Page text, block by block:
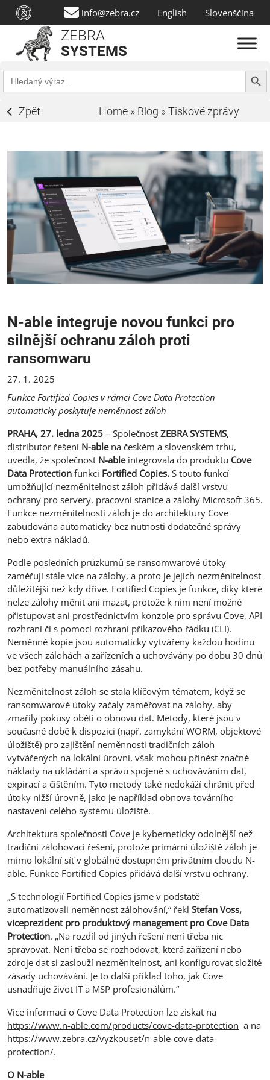
info@zebra.cz English Slovenščina
ZEBRA
SYSTEMS
Search
for:
Search
Zpět Home» Blog »Tiskové zprávy
N-able integruje novou funkci pro
silnější ochranu záloh proti
ransomwaru
27. 1. 2025
Funkce Fortified Copies v rámci Cove Data Protection
automatickyposkytuje neměnnost záloh
PRAHA, 27. ledna 2025 – Společnost ZEBRA SYSTEMS,
distributor řešení N-ablena českém a slovenském trhu,
uvedla, že společnost N-able integrovala do produktu Cove
Data Protection funkci Fortified Copies. S touto funkcí
umožňující nezměnitelnost záloh přidává další vrstvu
ochrany pro servery, pracovní stanice a zálohy Microsoft 365.
Funkce nezměnitelnosti záloh je do architektury Cove
zabudována automaticky bez nutnosti dodatečné správy
nebo extra nákladů.
Podle posledních průzkumů se ransomwarové útoky
zaměřují stále více na zálohy, a proto je jejich nezměnitelnost
důležitější než kdy dříve. Fortified Copies je funkce, díky které
nelze zálohy měnit ani mazat, protože k nim není možné
přistupovat ani prostřednictvím konzole pro správu Cove, API
rozhraní či s pomocí rozhraní příkazového řádku (CLI).
Neměnné kopie jsou automaticky vytvářeny každou hodinu
ve všech zálohách a zařízeních a uchovávány po dobu 30 dnů
bez potřeby manuálního zásahu.
Nezměnitelnost záloh se stala klíčovým tématem, když se
ransomwarové útoky začaly zaměřovat na zálohy, aby
zmařily pokusy obětí o obnovu dat. Metody, které jsou v
současné době k dispozici (např. zamykání WORM, objektové
úložiště) pro zajištění neměnnosti tradičních záloh
vytvářených na lokální úrovni, však mohou přinést značné
náklady na ukládání a správu spojené s uchováváním dat,
expirací a čištěním. Tyto metody také nedokáží chránit před
útoky nižší úrovně, jako je například obnova továrního
nastavení celého systému úložiště.
Architektura společnosti Cove je kyberneticky odolnější než
tradiční zálohovací řešení, protože primární úložiště záloh je
mimo lokální síť v globálně dostupném privátním cloudu N-
able. Funkce Fortified Copies přidává další vrstvu ochrany.
„S technologií Fortified Copies jsme v podstatě
automatizovali neměnnost zálohování,“ řekl Stefan Voss,
viceprezident pro produktový management pro Cove Data
Protection. „Na rozdíl od jiných řešení není třeba nic
spravovat. Není třeba se rozhodovat, která zařízení nebo
zdroje dat si zaslouží nezměnitelnost, ani konfigurovat složité
zásady uchovávání. Je to další příklad toho, jak Cove
usnadňuje život IT a MSP profesionálům.“
Více informací o Cove Data Protection lze získat na
https://www.n-able.com/products/cove-data-protection a na
https://www.zebra.cz/vyzkouset/n-able-cove-data-
protection/.
O N-able